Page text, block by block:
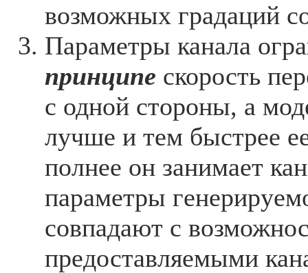
возможных градаций
Параметры канала
принципе скорость
с одной стороны, а
лучше и тем быстрее
полнее он занимает
параметры
совпадают с
предоставляемыми